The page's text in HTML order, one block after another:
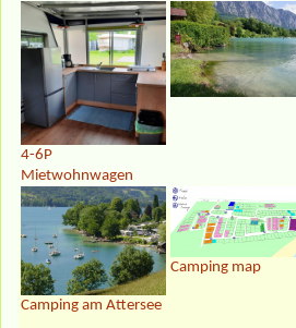
4-6P
Mietwohnwagen
Camping am Attersee
Camping map